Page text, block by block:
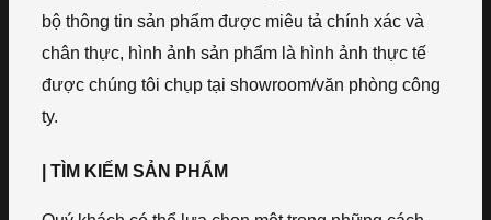
bộ thông tin sản phẩm được miêu tả chính xác và
chân thực, hình ảnh sản phẩm là hình ảnh thực tế
được chúng tôi chụp tại showroom/văn phòng công
ty.
| TÌM KIẾM SẢN PHẨM